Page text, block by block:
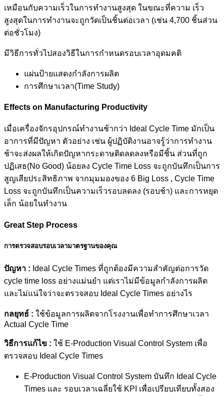
เหมือนกับความเร็วในการทำงานสูงสุด ในขณะที่ความ เร็ว
สูงสุดในการทำงานจะถูกวัดเป็นชิ้นต่อเวลา (เช่น 4,700 ชิ้นส่วน
ต่อชั่วโมง)
มีวิธีการทั่วไปสองวิธีในการกำหนดรอบเวลาอุดมคติ
แผ่นป้ายแสดงกำลังการผลิต
การศึกษาเวลา(Time Study)
Effects on Manufacturing Productivity
เมื่อเครื่องจักรอุปกรณ์ทำงานช้ากว่า Ideal Cycle Time มักเป็น
อาการที่มีปัญหา ตัวอย่าง เช่น ผู้ปฏิบัติงานอาจรู้ว่าการทำงาน
ช้าจะส่งผลให้เกิดปัญหากระดาษติดลดลงหรือมีชิ้น ส่วนที่ถูก
ปฏิเสธ(No Good) น้อยลง Cycle Time Loss จะถูกบันทึกเป็นการ
สูญเสียประสิทธิภาพ จากมุมมองของ 6 Big Loss , Cycle Time
Loss จะถูกบันทึกเป็นความเร็วรอบลดลง (รอบช้า) และการหยุด
เล็ก น้อยในทำงาน
Great Step Process
การตรวจสอบรอบเวลามาตรฐานของคุณ
ปัญหา : Ideal Cycle Times ที่ถูกต้องมีความสำคัญต่อการวัด
cycle time loss อย่างแม่นยำ แต่เราไม่มีข้อมูลกำลังการผลิต
และไม่แน่ใจว่าจะตรวจสอบ Ideal Cycle Times อย่างไร
กลยุทธ์ : ใช้ข้อมูลการผลิตจากโรงงานเพื่อทำการศึกษาเวลา
Actual Cycle Time
วิธีการแก้ไข : ใช้ E-Production Visual Control System เพื่อ
ตรวจสอบ Ideal Cycle Times
E-Production Visual Control System บันทึก Ideal Cycle
Times และ รอบเวลาเฉลี่ยใช้ KPI เพื่อเปรียบเทียบทั้งสอง